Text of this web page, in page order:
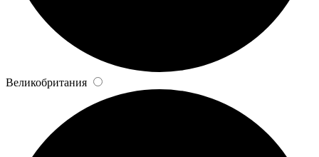
Великобритания